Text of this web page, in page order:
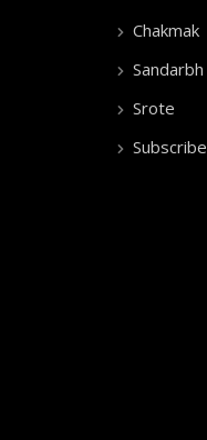
Chakmak
Sandarbh
Srote
Subscribe